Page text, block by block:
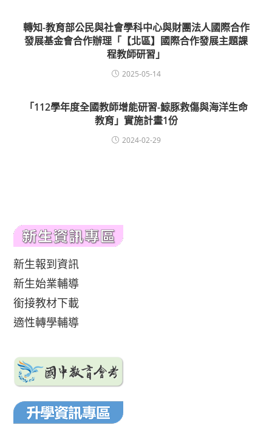
轉知-教育部公民與社會學科中心與財團法人國際合作
發展基金會合作辦理「【北區】國際合作發展主題課
程教師研習」
2025-05-14
「112學年度全國教師增能研習-鯨豚救傷與海洋生命
教育」實施計畫1份
2024-02-29
新生報到資訊
新生始業輔導
銜接教材下載
適性轉學輔導